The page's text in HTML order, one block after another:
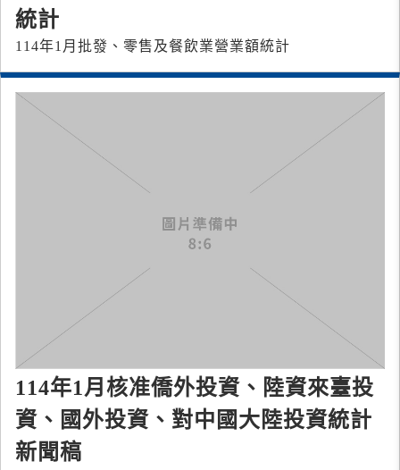
統計
114年1月批發、零售及餐飲業營業額統計
114年1月核准僑外投資、陸資來臺投
資、國外投資、對中國大陸投資統計
新聞稿